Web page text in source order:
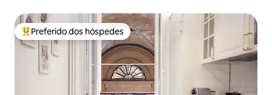
Entre os melhores preferidos dos hóspedes
Preferido dos hóspedes